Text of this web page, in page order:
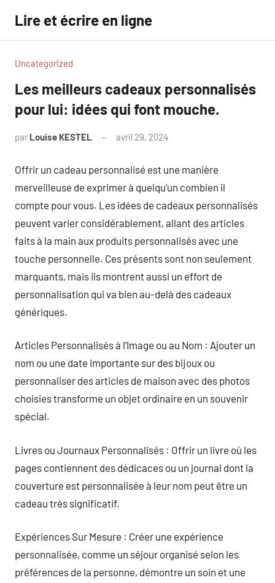
contenu
Lire et écrire en ligne
Uncategorized
Les meilleurs cadeaux personnalisés
pour lui: idées qui font mouche.
par Louise KESTEL avril 29, 2024
Offrir un cadeau personnalisé est une manière
merveilleuse de exprimer à quelqu’un combien il
compte pour vous. Les idées de cadeaux personnalisés
peuvent varier considérablement, allant des articles
faits à la main aux produits personnalisés avec une
touche personnelle. Ces présents sont non seulement
marquants, mais ils montrent aussi un effort de
personnalisation qui va bien au-delà des cadeaux
génériques.
Articles Personnalisés à l’Image ou au Nom : Ajouter un
nom ou une date importante sur des bijoux ou
personnaliser des articles de maison avec des photos
choisies transforme un objet ordinaire en un souvenir
spécial.
Livres ou Journaux Personnalisés : Offrir un livre où les
pages contiennent des dédicaces ou un journal dont la
couverture est personnalisée à leur nom peut être un
cadeau très significatif.
Expériences Sur Mesure : Créer une expérience
personnalisée, comme un séjour organisé selon les
préférences de la personne, démontre un soin et une